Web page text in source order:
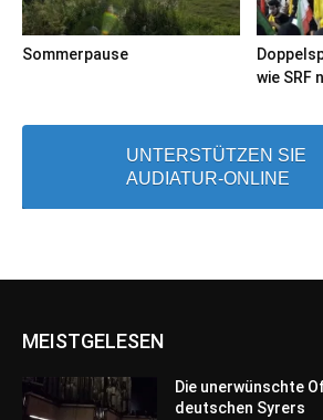
Sommerpause
wie SRF
UNTERSTÜTZEN SIE
AUDIATUR-ONLINE
MEISTGELESEN
Die unerwünschte
deutschen Syrers